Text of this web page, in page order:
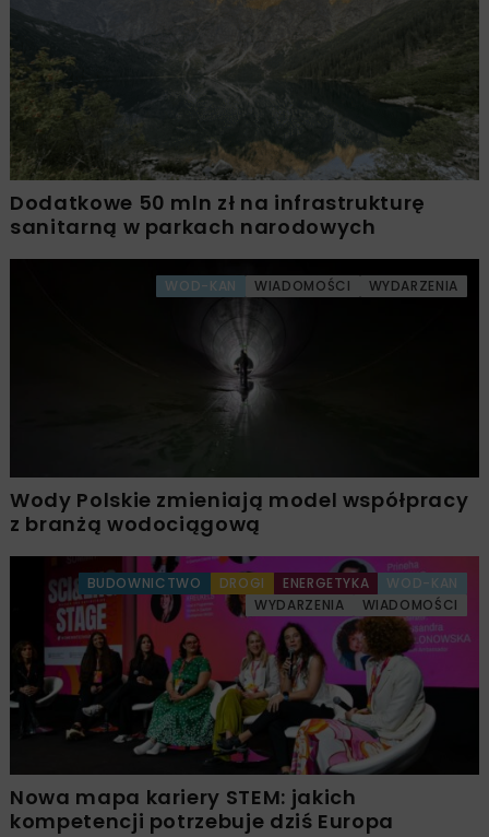
Dodatkowe 50 mln zł na infrastrukturę
sanitarną w parkach narodowych
WOD-KAN WIADOMOŚCI WYDARZENIA
Wody Polskie zmieniają model współpracy
z branżą wodociągową
BUDOWNICTWO DROGI ENERGETYKA
WOD-KAN
WYDARZENIA
WIADOMOŚCI
Nowa mapa kariery STEM: jakich
kompetencji potrzebuje dziś Europa